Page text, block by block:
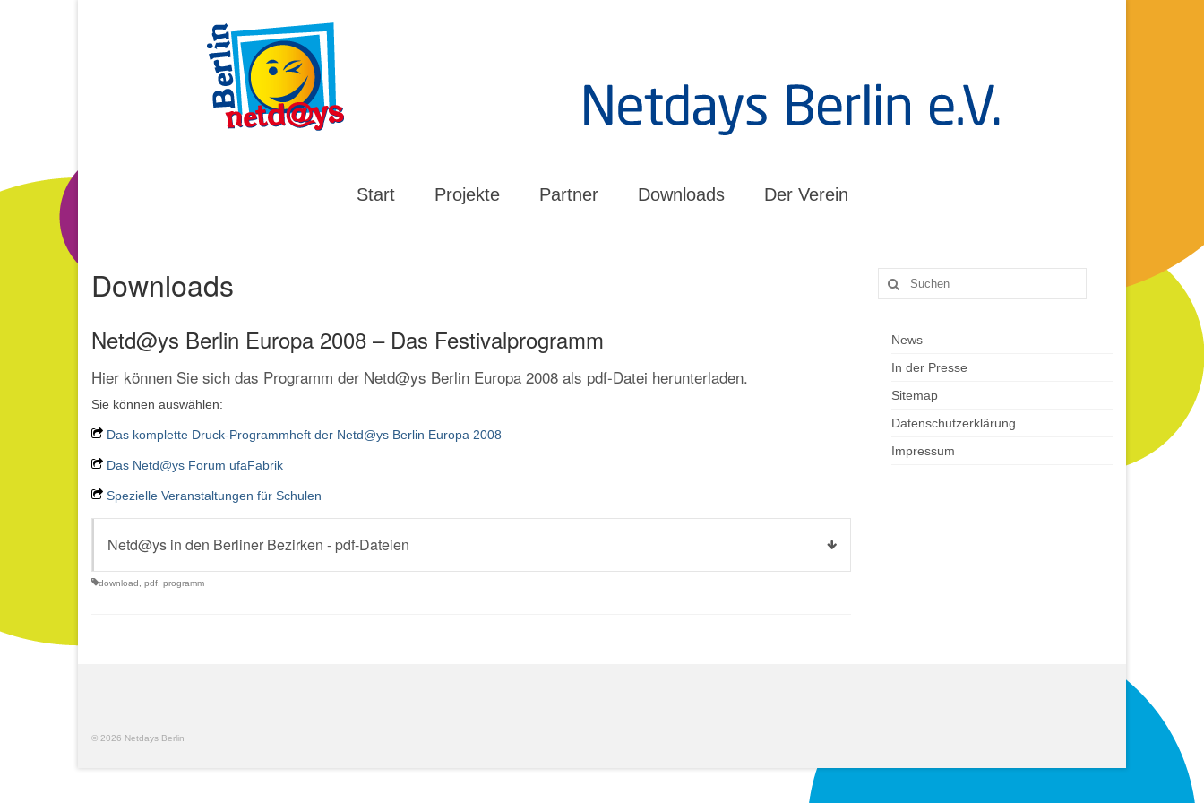
Start Projekte Partner Downloads Der Verein
Downloads
Netd@ys Berlin Europa 2008 – Das Festivalprogramm
Hier können Sie sich das Programm der Netd@ys Berlin Europa 2008 als pdf-Datei herunterladen.
Sie können auswählen:
Das komplette Druck-Programmheft der Netd@ys Berlin Europa 2008
Das Netd@ys Forum ufaFabrik
Spezielle Veranstaltungen für Schulen
Netd@ys in den Berliner Bezirken - pdf-Dateien
download pdf programm
nach:
News
In der Presse
Sitemap
Datenschutzerklärung
Impressum
© 2026 Netdays Berlin